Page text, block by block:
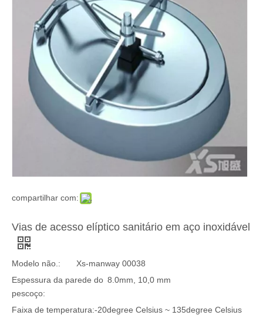
compartilhar com:
Vias de acesso elíptico sanitário em aço inoxidável
Modelo não.:
Xs-manway 00038
Espessura da parede do
pescoço:
8.0mm, 10,0 mm
Faixa de temperatura:-20degree Celsius ~ 135degree Celsius